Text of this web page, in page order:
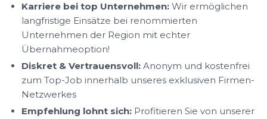
Karriere bei top Unternehmen: Wir ermöglichen
langfristige Einsätze bei renommierten
Unternehmen der Region mit echter
Übernahmeoption!
Diskret & Vertrauensvoll: Anonym und kostenfrei
zum Top-Job innerhalb unseres exklusiven Firmen-
Netzwerkes
Empfehlung lohnt sich: Profitieren Sie von unserer